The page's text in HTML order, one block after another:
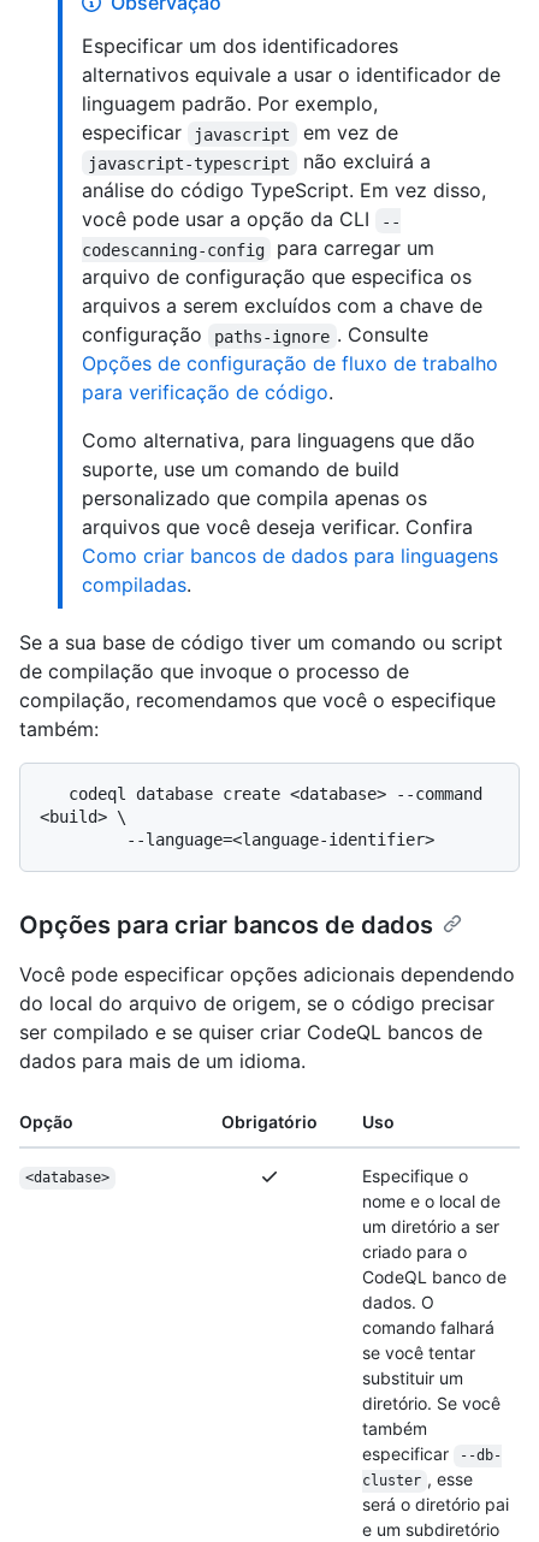
Especificar um dos identificadores
alternativos equivale a usar o identificador de
linguagem padrão. Por exemplo,
especificar
javascript em vez de
javascript-typescript
não excluirá a
análise do código TypeScript. Em vez disso,
você pode usar a opção da CLI
--
codescanning-config
para carregar um
arquivo de configuração que especifica os
arquivos a serem excluídos com a chave de
configuração
paths-ignore . Consulte
Opções de configuração de fluxo de trabalho
para verificação de código.
Como alternativa, para linguagens que dão
suporte, use um comando de build
personalizado que compila apenas os
arquivos que você deseja verificar. Confira
Como criar bancos de dados para linguagens
compiladas.
Se a sua base de código tiver um comando ou script
de compilação que invoque o processo de
compilação, recomendamos que você o especifique
também:
<build> \
Opções para criar bancos de dados
Você pode especificar opções adicionais dependendo
do local do arquivo de origem, se o código precisar
ser compilado e se quiser criar CodeQL bancos de
dados para mais de um idioma.
Opção Obrigatório Uso
<database>
Especifique o
nome e o local de
um diretório a ser
criado para o
CodeQL banco de
dados. O
comando falhará
se você tentar
substituir um
diretório. Se você
também
especificar
--db-
cluster , esse
será o diretório pai
e um subdiretório